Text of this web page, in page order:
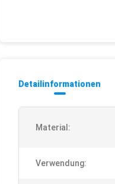
Detailinformationen
Material:
Verwendung: